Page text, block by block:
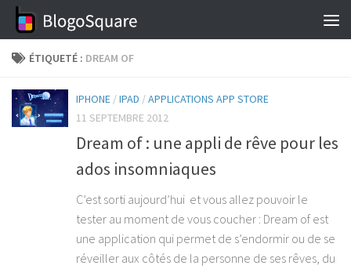
Skip to content
ÉTIQUETÉ : DREAM OF
IPHONE /IPAD /APPLICATIONS APP STORE
11 SEPTEMBRE 2012
Dream of : une appli de rêve pour les
ados insomniaques
C’est sorti aujourd’hui et vous allez pouvoir le
tester au moment de vous coucher : Dream of est
une application qui permet de s’endormir ou de se
réveiller aux côtés de la personne de ses rêves, du